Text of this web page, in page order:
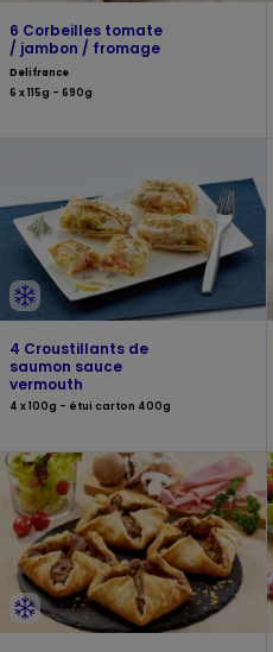
6 Corbeilles tomate
/ jambon / fromage
Delifrance
6 x 115g - 690g
4 Croustillants de
saumon sauce
vermouth
4 x 100g - étui carton 400g